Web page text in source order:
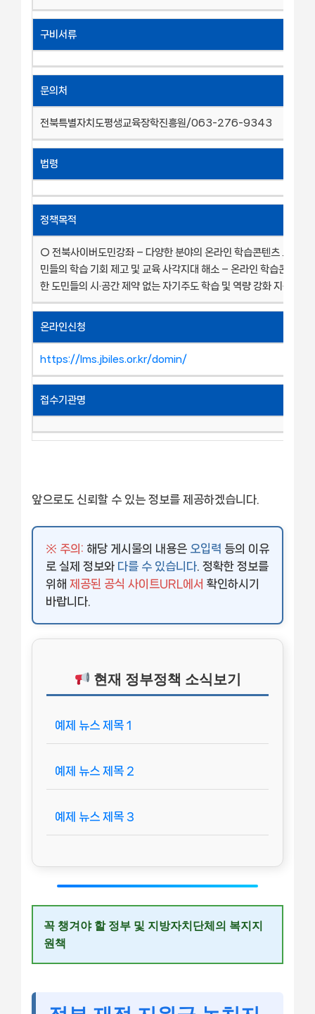
구비서류
문의처
전북특별자치도평생교육장학진흥원/063-276-9343
법령
정책목적
○ 전북사이버도민강좌 – 다양한 분야의 온라인 학습콘텐츠 도입을
민들의 학습 기회 제고 및 교육 사각지대 해소 – 온라인 학습콘텐츠
한 도민들의 시·공간 제약 없는 자기주도 학습 및 역량 강화 지원
온라인신청
https://lms.jbiles.or.kr/domin/
접수기관명
앞으로도 신뢰할 수 있는 정보를 제공하겠습니다.
※ 주의: 해당 게시물의 내용은 오입력 등의 이유
로 실제 정보와 다를 수 있습니다 . 정확한 정보를
위해 제공된 공식 사이트URL에서 확인하시기
바랍니다.
현재 정부정책 소식보기
예제 뉴스 제목 1
예제 뉴스 제목 2
예제 뉴스 제목 3
꼭 챙겨야 할 정부 및 지방자치단체의 복지지
원책